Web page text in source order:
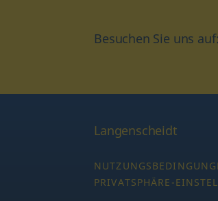
Besuchen Sie uns auf:
Langenscheidt
PRIVATSPHÄRE-